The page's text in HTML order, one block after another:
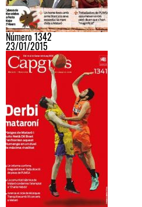
Número 1342
23/01/2015